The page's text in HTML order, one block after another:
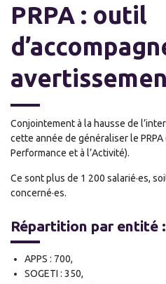
PRPA : outil
Conjointement à la hausse de
cette année de généraliser le PRPA
Performance et à l’Activité).
Ce sont plus de 1 200 salarié·es,
concerné·es.
Répartition par entité :
APPS : 700,
SOGETI : 350,